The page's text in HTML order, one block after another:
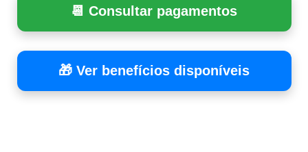
📆 Consultar pagamentos
🎁 Ver benefícios disponíveis